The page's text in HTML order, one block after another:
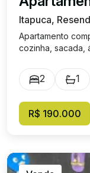
Itapuca,
Apartamento
cozinha, sacada,
2 1
R$ 190.000